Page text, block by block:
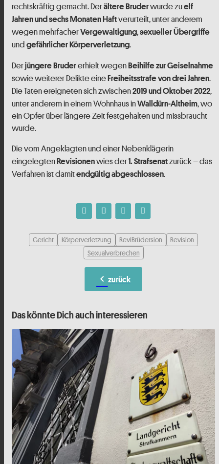
rechtskräftig gemacht. Derältere Bruderwurde zuelf
Jahren und sechs Monaten Haftverurteilt, unter anderem
wegen mehrfacherVergewaltigung,sexueller Übergriffe
und gefährlicher Körperverletzung.
Derjüngere Brudererhielt wegenBeihilfe zur Geiselnahme
sowie weiterer Delikte eineFreiheitsstrafe von drei Jahren.
Die Taten ereigneten sich zwischen2019 und Oktober 2022,
unter anderem in einem Wohnhaus inWalldürn-Altheim, wo
ein Opfer über längere Zeit festgehalten und missbraucht
wurde.
Die vom Angeklagten und einer Nebenklägerin
eingelegtenRevisionenwies der1. Strafsenatzurück – das
Verfahren ist damitendgültig abgeschlossen.
Gericht Körperverletzung ReviBrüdersion
Revision
Sexualverbrechen
chevron_left zurück
Das könnte Dich auch interessieren